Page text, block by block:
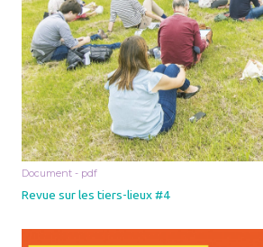
Document - pdf
Revue sur les tiers-lieux #4